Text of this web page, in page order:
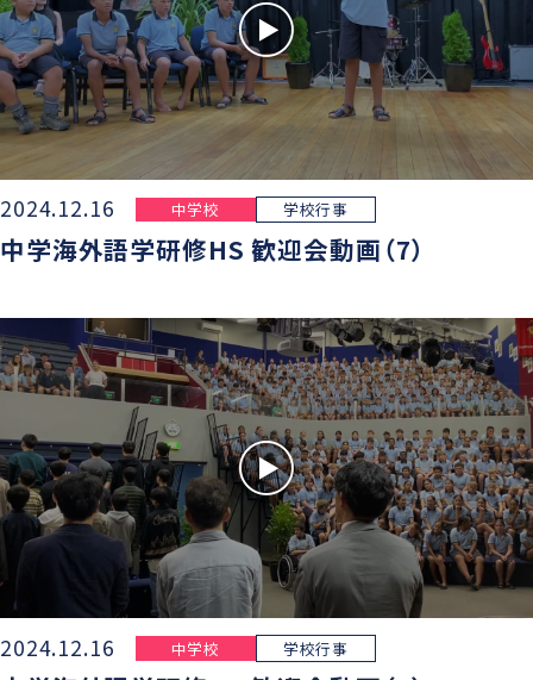
2024.12.16 中学校 学校行事
中学海外語学研修HS 歓迎会動画（7）
2024.12.16 中学校 学校行事